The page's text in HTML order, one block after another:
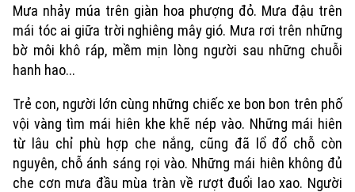
Chuyên mục
Thời sự
Mưa nhảy múa trên giàn hoa phượng đỏ. Mưa đậu trên
mái tóc ai giữa trời nghiêng mây gió. Mưa rơi trên những
bờ môi khô ráp, mềm mịn lòng người sau những chuỗi
hanh hao...
Trẻ con, người lớn cùng những chiếc xe bon bon trên phố
vội vàng tìm mái hiên khe khẽ nép vào. Những mái hiên
từ lâu chỉ phù hợp che nắng, cũng đã lổ đổ chỗ còn
nguyên, chỗ ánh sáng rọi vào. Những mái hiên không đủ
che cơn mưa đầu mùa tràn về rượt đuổi lao xao. Người